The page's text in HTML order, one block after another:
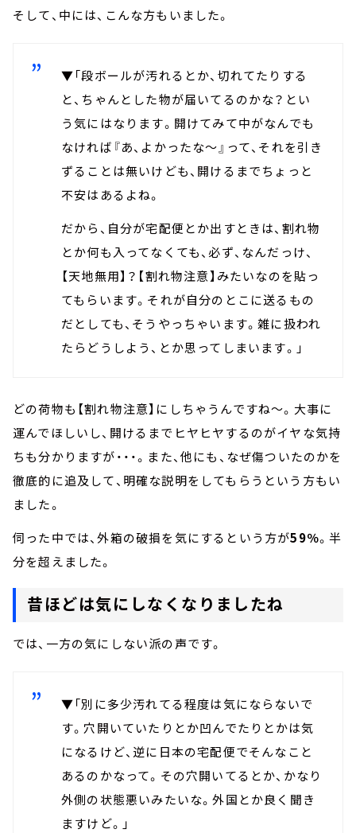
そして、中には、こんな方もいました。
▼「段ボールが汚れるとか、切れてたりする
と、ちゃんとした物が届いてるのかな？とい
う気にはなります。開けてみて中がなんでも
なければ『あ、よかったな～』って、それを引き
ずることは無いけども、開けるまでちょっと
不安はあるよね。
だから、自分が宅配便とか出すときは、割れ物
とか何も入ってなくても、必ず、なんだっけ、
【天地無用】？【割れ物注意】みたいなのを貼っ
てもらいます。それが自分のとこに送るもの
だとしても、そうやっちゃいます。雑に扱われ
たらどうしよう、とか思ってしまいます。」
どの荷物も【割れ物注意】にしちゃうんですね～。大事に
運んでほしいし、開けるまでヒヤヒヤするのがイヤな気持
ちも分かりますが・・・。また、他にも、なぜ傷ついたのかを
徹底的に追及して、明確な説明をしてもらうという方もい
ました。
伺った中では、外箱の破損を気にするという方が59％。半
分を超えました。
昔ほどは気にしなくなりましたね
では、一方の気にしない派の声です。
▼「別に多少汚れてる程度は気にならないで
す。穴開いていたりとか凹んでたりとかは気
になるけど、逆に日本の宅配便でそんなこと
あるのかなって。その穴開いてるとか、かなり
外側の状態悪いみたいな。外国とか良く聞き
ますけど。」